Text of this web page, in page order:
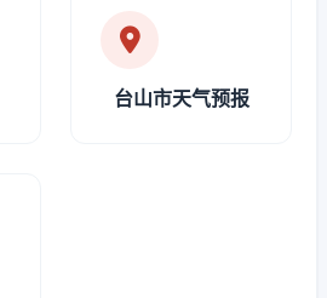
台山市天气预报